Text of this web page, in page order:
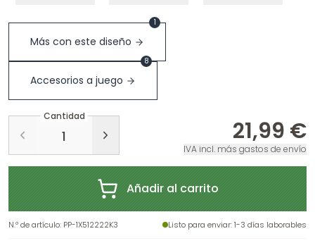
Más con este diseño
1
Accesorios a juego
8
Cantidad
21,99 €
IVA incl. más gastos de envío
Añadir al carrito
N.º de artículo: PP-1X512222K3 Listo para enviar: 1-3 días laborables